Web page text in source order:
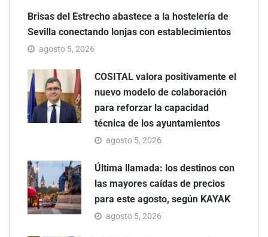
Brisas del Estrecho abastece a la hostelería de
Sevilla conectando lonjas con establecimientos
agosto 5, 2026
COSITAL valora positivamente el
nuevo modelo de colaboración
para reforzar la capacidad
técnica de los ayuntamientos
agosto 5, 2026
Última llamada: los destinos con
las mayores caídas de precios
para este agosto, según KAYAK
agosto 5, 2026